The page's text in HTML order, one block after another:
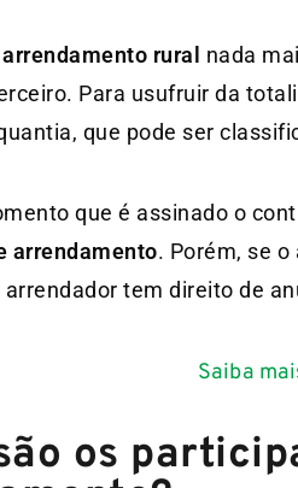
rural nada
Para usufruir da
que pode ser
que é assinado o
arrendamento. Porém, se
tem direito de
Saiba
os